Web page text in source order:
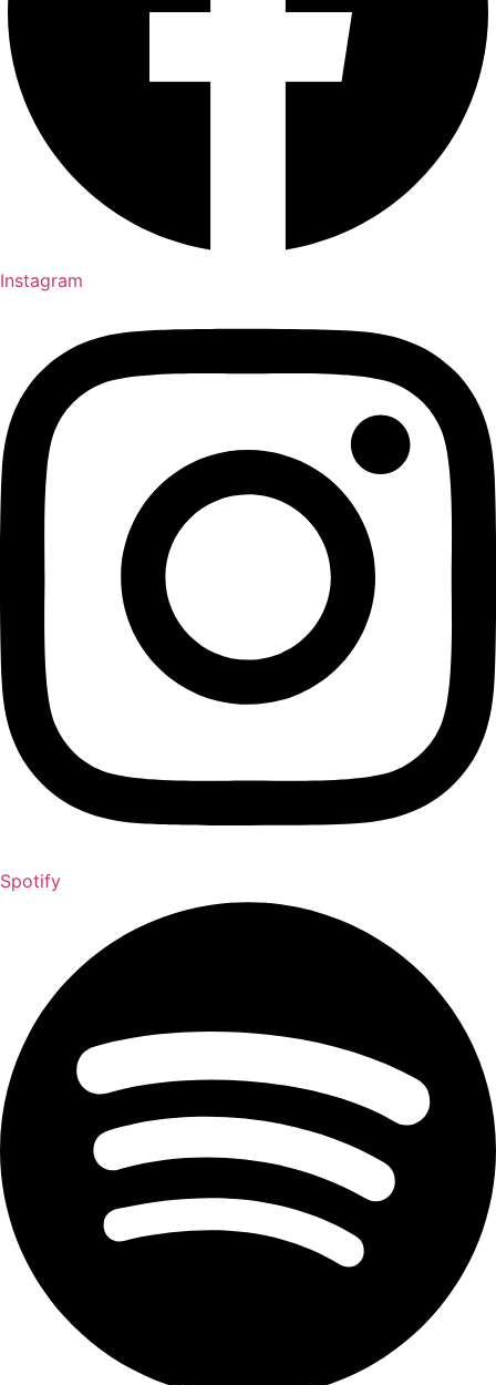
Instagram
Spotify